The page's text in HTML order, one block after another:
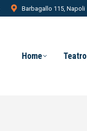
Barbagallo 115, Napoli
Home Teatro